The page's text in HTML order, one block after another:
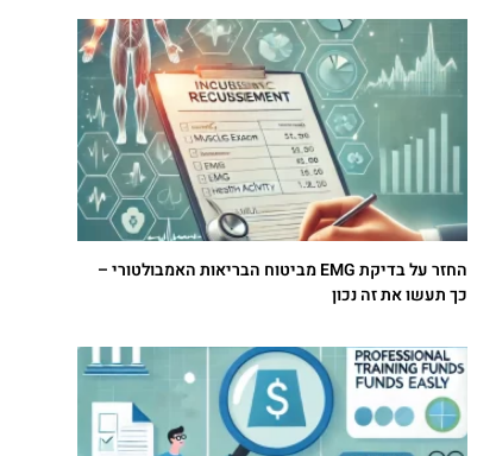
החזר על בדיקת EMG מביטוח הבריאות האמבולטורי –
כך תעשו את זה נכון